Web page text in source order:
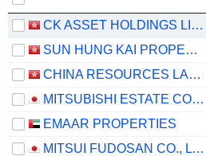
CK ASSET HOLDINGS LIMITED
SUN HUNG KAI PROPERTIES LIMITED
CHINA RESOURCES LAND LIMITED
MITSUBISHI ESTATE CO., LTD.
EMAAR PROPERTIES
MITSUI FUDOSAN CO., LTD.